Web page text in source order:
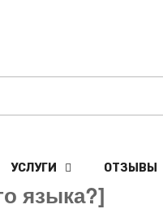
УСЛУГИ ОТЗЫВЫ
языка?]